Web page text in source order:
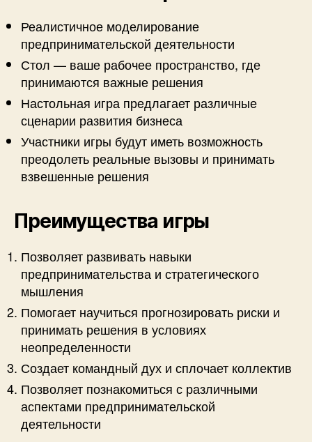
Реалистичное моделирование
предпринимательской деятельности
Стол — ваше рабочее пространство, где
принимаются важные решения
Настольная игра предлагает различные
сценарии развития бизнеса
Участники игры будут иметь возможность
преодолеть реальные вызовы и принимать
взвешенные решения
Преимущества игры
Позволяет развивать навыки
предпринимательства и стратегического
мышления
Помогает научиться прогнозировать риски и
принимать решения в условиях
неопределенности
Создает командный дух и сплочает коллектив
Позволяет познакомиться с различными
аспектами предпринимательской
деятельности